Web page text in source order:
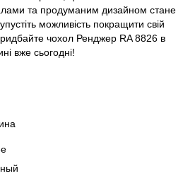
та продуманим дизайном стане
можливість покращити свій
чохол Ренджер RA 8826 в
вже сьогодні!